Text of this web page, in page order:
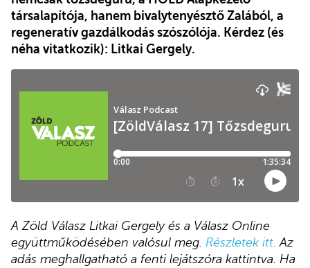
társalapítója, hanem bivalytenyésztő Zalából, a
regeneratív gazdálkodás szószólója. Kérdez (és
néha vitatkozik): Litkai Gergely.
A Zöld Válasz Litkai Gergely és a Válasz Online
együttműködésében valósul meg. Részletek itt. Az
adás meghallgatható a fenti lejátszóra kattintva. Ha